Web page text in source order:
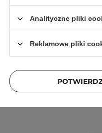
Analityczne pliki
Reklamowe pliki